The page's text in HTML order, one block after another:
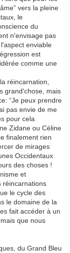
vers la pleine
le
du
n'envisage pas
enviable
est
comme une
réincarnation,
grand'chose, mais
“Je peux prendre
pas envie de me
pour cela
Zidane ou Céline
finalement rien
de mirages
Occidentaux
des choses !
et
réincarnations
le cycle des
le domaine de la
fait accéder à un
que nous
du Grand Bleu